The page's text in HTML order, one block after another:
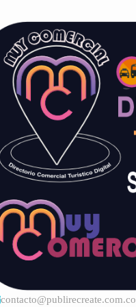
contacto@publirecreate.com.co